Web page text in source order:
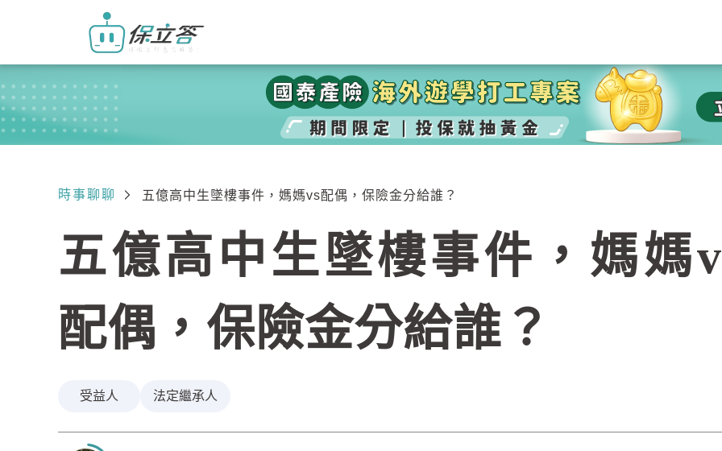
時事聊聊 五億高中生墜樓事件，媽媽vs配偶，保險金分給誰？
五億高中生墜樓事件，媽媽
配偶，保險金分給誰？
受益人 法定繼承人